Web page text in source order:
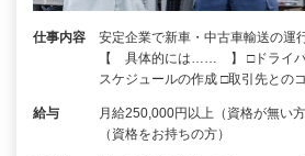
仕事内容
安定企業で新車・中古車輸送の運
【 具体的には…… 】 □ドライバ
スケジュールの作成 □取引先との
給与
月給250,000円以上（資格が無
（資格をお持ちの方）